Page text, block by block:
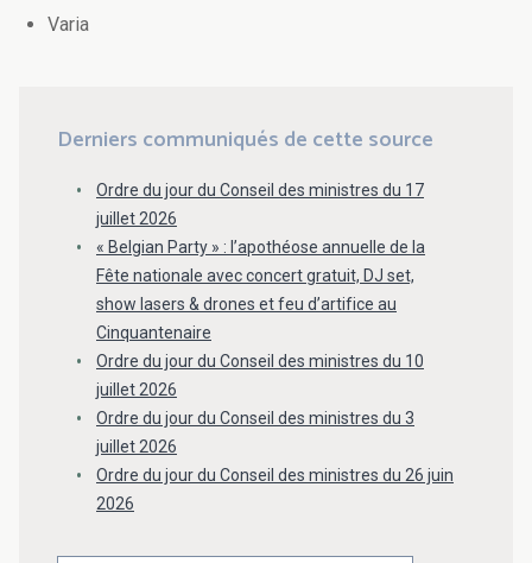
Varia
Derniers communiqués de cette source
Ordre du jour du Conseil des ministres du 17
juillet 2026
« Belgian Party » : l’apothéose annuelle de la
Fête nationale avec concert gratuit, DJ set,
show lasers & drones et feu d’artifice au
Cinquantenaire
Ordre du jour du Conseil des ministres du 10
juillet 2026
Ordre du jour du Conseil des ministres du 3
juillet 2026
Ordre du jour du Conseil des ministres du 26 juin
2026